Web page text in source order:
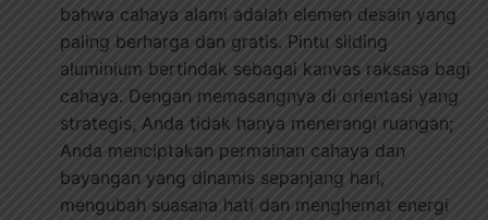
bahwa cahaya alami adalah elemen desain yang
paling berharga dan gratis. Pintu sliding
aluminium bertindak sebagai kanvas raksasa bagi
cahaya. Dengan memasangnya di orientasi yang
strategis, Anda tidak hanya menerangi ruangan;
Anda menciptakan permainan cahaya dan
bayangan yang dinamis sepanjang hari,
mengubah suasana hati dan menghemat energi